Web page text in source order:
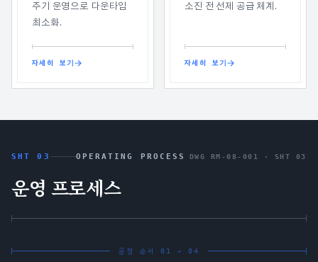
주기 운영으로 다운타임
최소화.
자세히 보기
소진 전 선제 공급 체계.
자세히 보기
SHT 03 OPERATING PROCESS DWG RM-08-001 · SHT 03
운영 프로세스
공정 순서 01 → 04